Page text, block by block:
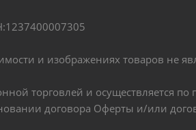
и изображениях товаров не
торговлей и осуществляется
договора Оферты и/или